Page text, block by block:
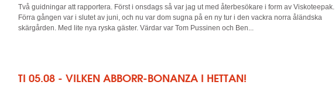
Två guidningar att rapportera. Först i onsdags så var jag ut med återbesökare i form av Viskoteepak.
Förra gången var i slutet av juni, och nu var dom sugna på en ny tur i den vackra norra åländska
skärgården. Med lite nya ryska gäster. Värdar var Tom Pussinen och Ben...
TI 05.08 - VILKEN ABBORR-BONANZA I HETTAN!